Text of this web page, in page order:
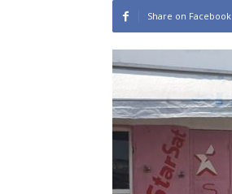
Share on Facebook